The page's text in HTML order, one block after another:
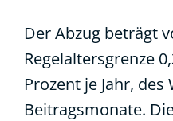
Der Abzug beträgt
Regelaltersgrenze
Prozent je Jahr,
Beitragsmonate.